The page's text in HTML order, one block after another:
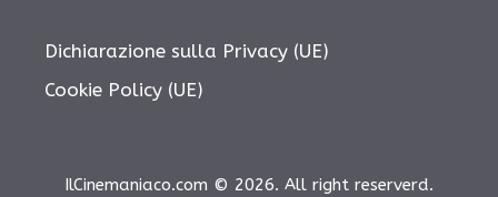
Dichiarazione sulla Privacy (UE)
Cookie Policy (UE)
IlCinemaniaco.com © 2026. All right reserverd.